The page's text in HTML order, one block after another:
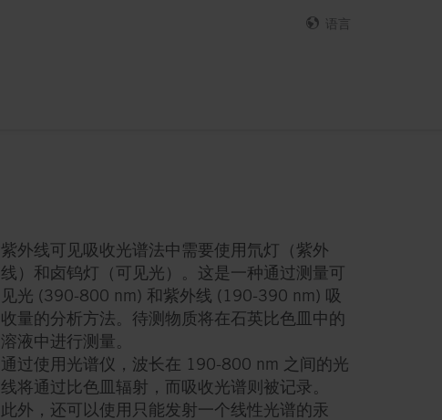
语言
紫外线可见吸收光谱法中需要使用氘灯（紫外
线）和卤钨灯（可见光）。这是一种通过测量可
见光 (390-800 nm) 和紫外线 (190-390 nm) 吸
收量的分析方法。待测物质将在石英比色皿中的
溶液中进行测量。
通过使用光谱仪，波长在 190-800 nm 之间的光
线将通过比色皿辐射，而吸收光谱则被记录。
此外，还可以使用只能发射一个线性光谱的汞